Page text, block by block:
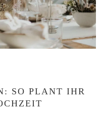
SO PLANT IHR